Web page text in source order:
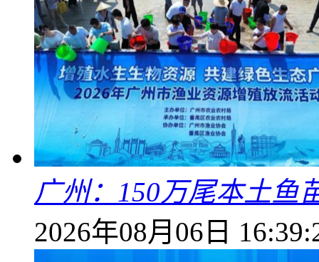
广州：150万尾本土鱼
2026年08月06日